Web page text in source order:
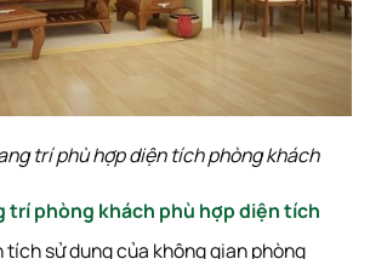
trí phù hợp diện tích phòng khách
trí phòng khách phù hợp diện tích
tích sử dụng của không gian phòng